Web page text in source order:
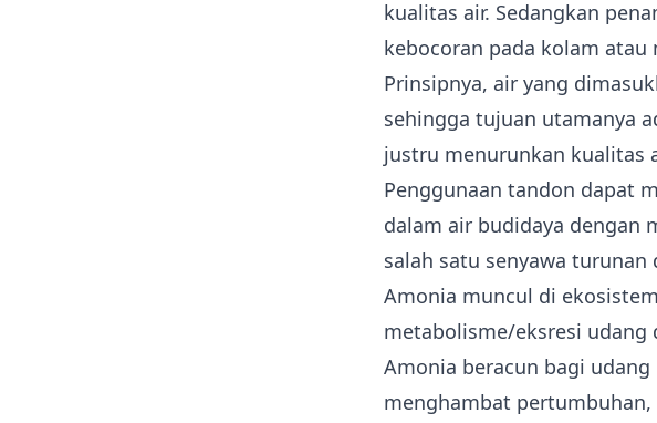
kualitas air. Sedangkan
kebocoran pada kolam
Prinsipnya, air yang
sehingga tujuan utamanya
justru menurunkan kualitas
Penggunaan tandon dapat
dalam air budidaya dengan
salah satu senyawa
Amonia muncul di
metabolisme/eksresi
Amonia beracun bagi
menghambat